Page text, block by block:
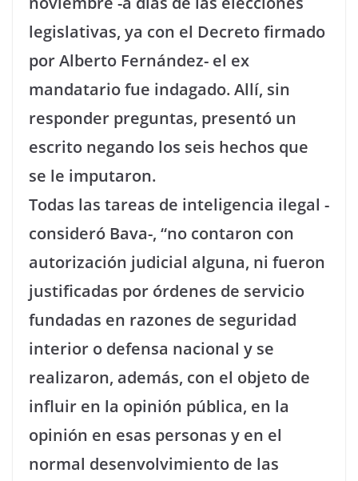
legislativas, ya con el Decreto firmado
por Alberto Fernández- el ex
mandatario fue indagado. Allí, sin
responder preguntas, presentó un
escrito negando los seis hechos que
se le imputaron.
Todas las tareas de inteligencia ilegal -
consideró Bava-, “no contaron con
autorización judicial alguna, ni fueron
justificadas por órdenes de servicio
fundadas en razones de seguridad
interior o defensa nacional y se
realizaron, además, con el objeto de
influir en la opinión pública, en la
opinión en esas personas y en el
normal desenvolvimiento de las